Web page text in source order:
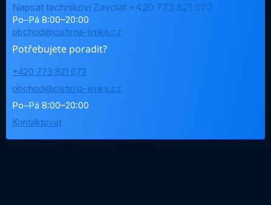
Napsat technikovi Zavolat +420 773 821 072
Po–Pá 8:00–20:00
obchod@cistirna-jimka.cz
Potřebujete poradit?
+420 773 821 072
obchod@cistirna-jimka.cz
Po–Pá 8:00–20:00
Kontaktovat